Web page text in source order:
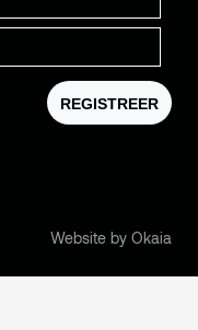
Website by Okaia